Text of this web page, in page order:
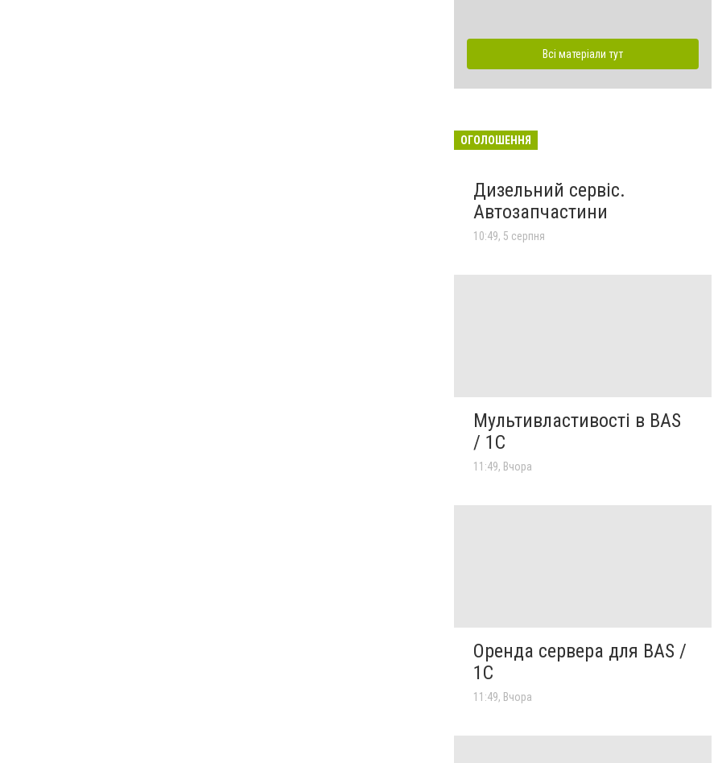
Всі матеріали тут
ОГОЛОШЕННЯ
Дизельний сервіс.
Автозапчастини
10:49, 5 серпня
Мультивластивості в BAS
/ 1C
11:49, Вчора
Оренда сервера для BAS /
1C
11:49, Вчора